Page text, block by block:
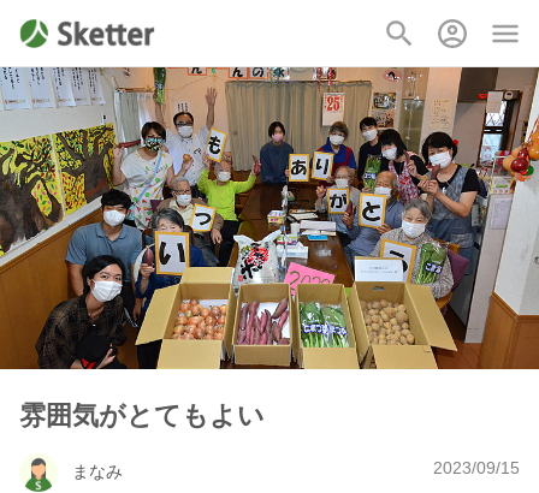
雰囲気がとてもよい
まなみ 2023/09/15